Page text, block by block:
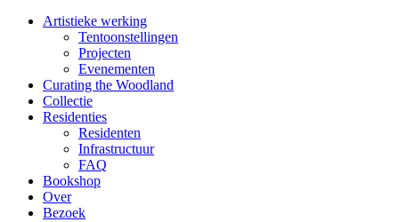
Artistieke werking
Tentoonstellingen
Projecten
Evenementen
Curating the Woodland
Collectie
Residenties
Residenten
Infrastructuur
FAQ
Bookshop
Over
Bezoek